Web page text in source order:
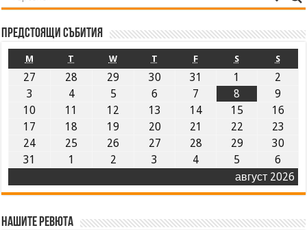
Предстоящи събития
август 2026
M T W T F S S
27 28 29 30 31 1
2
3
4 5 6 7 8
9
10
11 12 13 14 15
16
17
18 19 20 21 22
23
24
25 26 27 28 29
30
31
1 2 3 4 5 6
Нашите ревюта